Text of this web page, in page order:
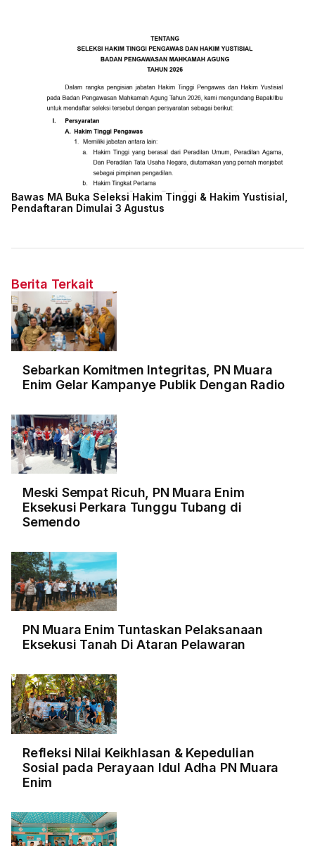
Bawas MA Buka Seleksi Hakim Tinggi & Hakim Yustisial,
Pendaftaran Dimulai 3 Agustus
Berita Terkait
Sebarkan Komitmen Integritas, PN Muara
Enim Gelar Kampanye Publik Dengan Radio
Meski Sempat Ricuh, PN Muara Enim
Eksekusi Perkara Tunggu Tubang di
Semendo
PN Muara Enim Tuntaskan Pelaksanaan
Eksekusi Tanah Di Ataran Pelawaran
Refleksi Nilai Keikhlasan & Kepedulian
Sosial pada Perayaan Idul Adha PN Muara
Enim